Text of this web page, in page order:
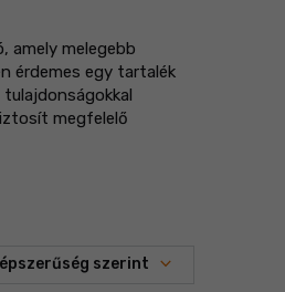
amely melegebb
érdemes egy tartalék
megfelelő
szerint